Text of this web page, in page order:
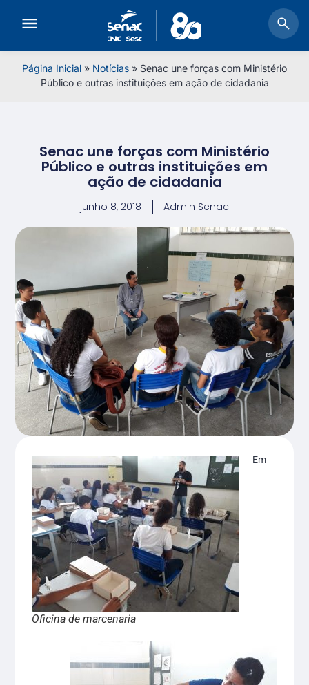
Página Inicial » Notícias » Senac une forças com Ministério
Público e outras instituições em ação de cidadania
Senac une forças com Ministério
Público e outras instituições em
ação de cidadania
junho 8, 2018 Admin Senac
Oficina de marcenaria
Em